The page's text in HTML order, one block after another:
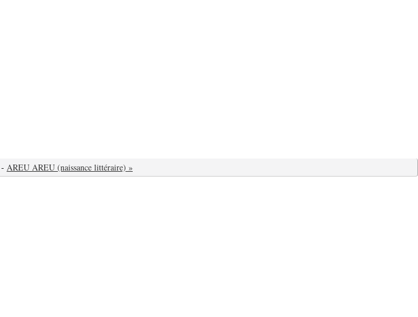
- AREU AREU (naissance littéraire) »